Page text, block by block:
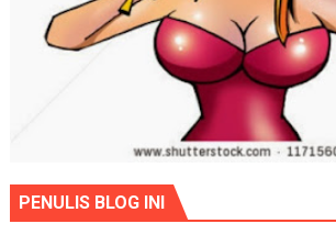
PENULIS BLOG INI